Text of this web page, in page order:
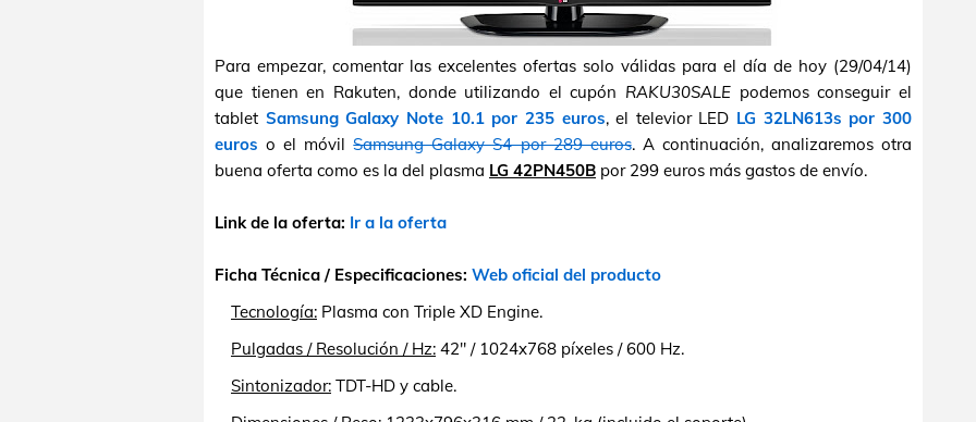
Para empezar, comentar las excelentes ofertas solo válidas para el día de hoy (29/04/14)
que tienen en Rakuten, donde utilizando el cupón RAKU30SALE podemos conseguir el
tablet Samsung Galaxy Note 10.1 por 235 euros, el televior LED LG 32LN613s por 300
euros o el móvilSamsung Galaxy S4 por 289 euros. A continuación, analizaremos otra
buena oferta como es la del plasma LG 42PN450B por 299 euros más gastos de envío.
Link de la oferta: Ir a la oferta
Ficha Técnica / Especificaciones: Web oficial del producto
Tecnología: Plasma con Triple XD Engine.
Pulgadas / Resolución / Hz: 42" / 1024x768 píxeles / 600 Hz.
Sintonizador: TDT-HD y cable.